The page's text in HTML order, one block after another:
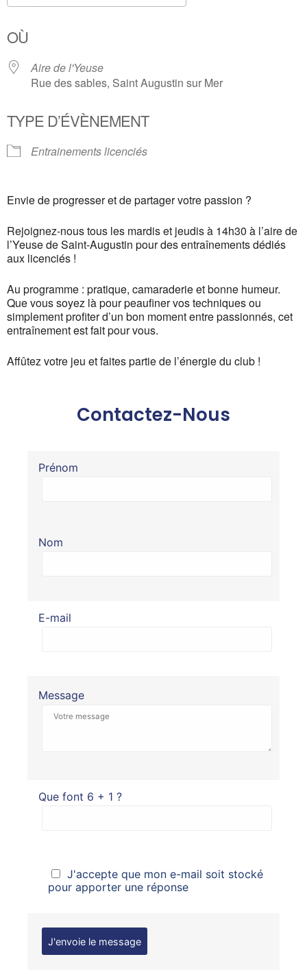
OÙ
Aire de l'Yeuse
Rue des sables, Saint Augustin sur Mer
TYPE D’ÉVÈNEMENT
Entrainements licenciés
Envie de progresser et de partager votre passion ?
Rejoignez-nous tous les mardis et jeudis à 14h30 à l’aire de
l’Yeuse de Saint-Augustin pour des entraînements dédiés
aux licenciés !
Au programme : pratique, camaraderie et bonne humeur.
Que vous soyez là pour peaufiner vos techniques ou
simplement profiter d’un bon moment entre passionnés, cet
entraînement est fait pour vous.
Affûtez votre jeu et faites partie de l’énergie du club !
Contactez-Nous
Prénom
Nom
E-mail
Message
Que font 6 + 1 ?
J'accepte que mon e-mail soit stocké
pour apporter une réponse